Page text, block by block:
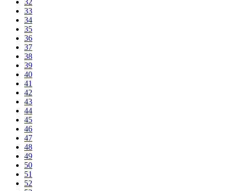
33
34
35
36
37
38
39
40
41
42
43
44
45
46
47
48
49
50
51
52